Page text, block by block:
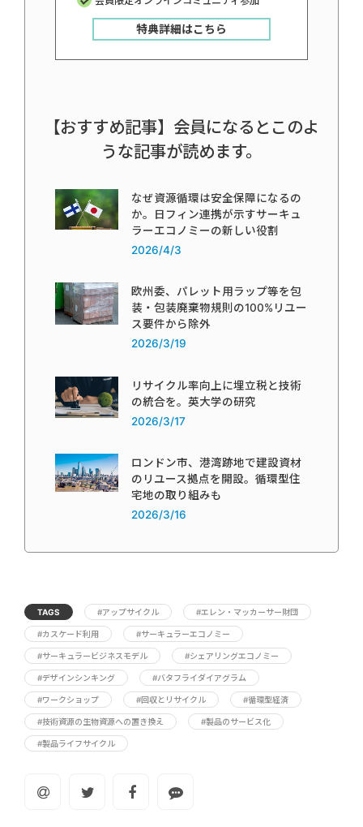
特典詳細はこちら
【おすすめ記事】会員になるとこのよ
うな記事が読めます。
なぜ資源循環は安全保障になるの
か。日フィン連携が示すサーキュ
ラーエコノミーの新しい役割
2026/4/3
欧州委、パレット用ラップ等を包
装・包装廃棄物規則の100%リユー
ス要件から除外
2026/3/19
リサイクル率向上に埋立税と技術
の統合を。英大学の研究
2026/3/17
ロンドン市、港湾跡地で建設資材
のリユース拠点を開設。循環型住
宅地の取り組みも
2026/3/16
TAGS #アップサイクル #エレン・マッカーサー財団
#カスケード利用 #サーキュラーエコノミー
#サーキュラービジネスモデル #シェアリングエコノミー
#デザインシンキング #バタフライダイアグラム
#ワークショップ #回収とリサイクル #循環型経済
#技術資源の生物資源への置き換え #製品のサービス化
#製品ライフサイクル